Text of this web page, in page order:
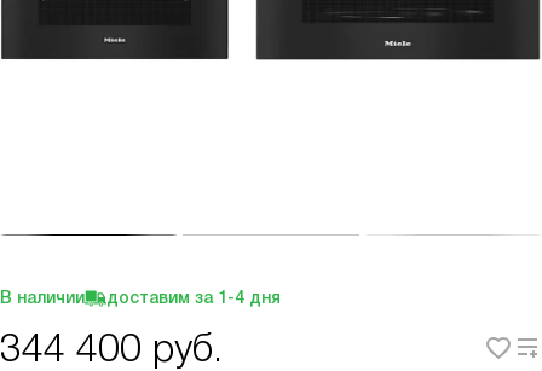
В наличии доставим за 1-4 дня
344 400 руб.